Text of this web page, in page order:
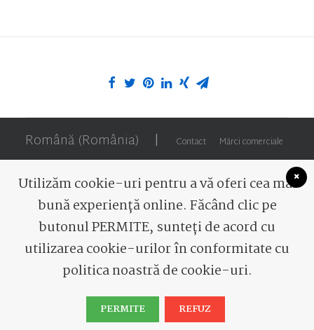
Română (România) | Contact Mărci comerciale
© 2026 Romaqua Group Borsec. Toate drepturile
rezervate
Utilizăm cookie-uri pentru a vă oferi cea mai
bună experiență online. Făcând clic pe
butonul PERMITE, sunteți de acord cu
utilizarea cookie-urilor în conformitate cu
politica noastră de cookie-uri.
PERMITE
REFUZ